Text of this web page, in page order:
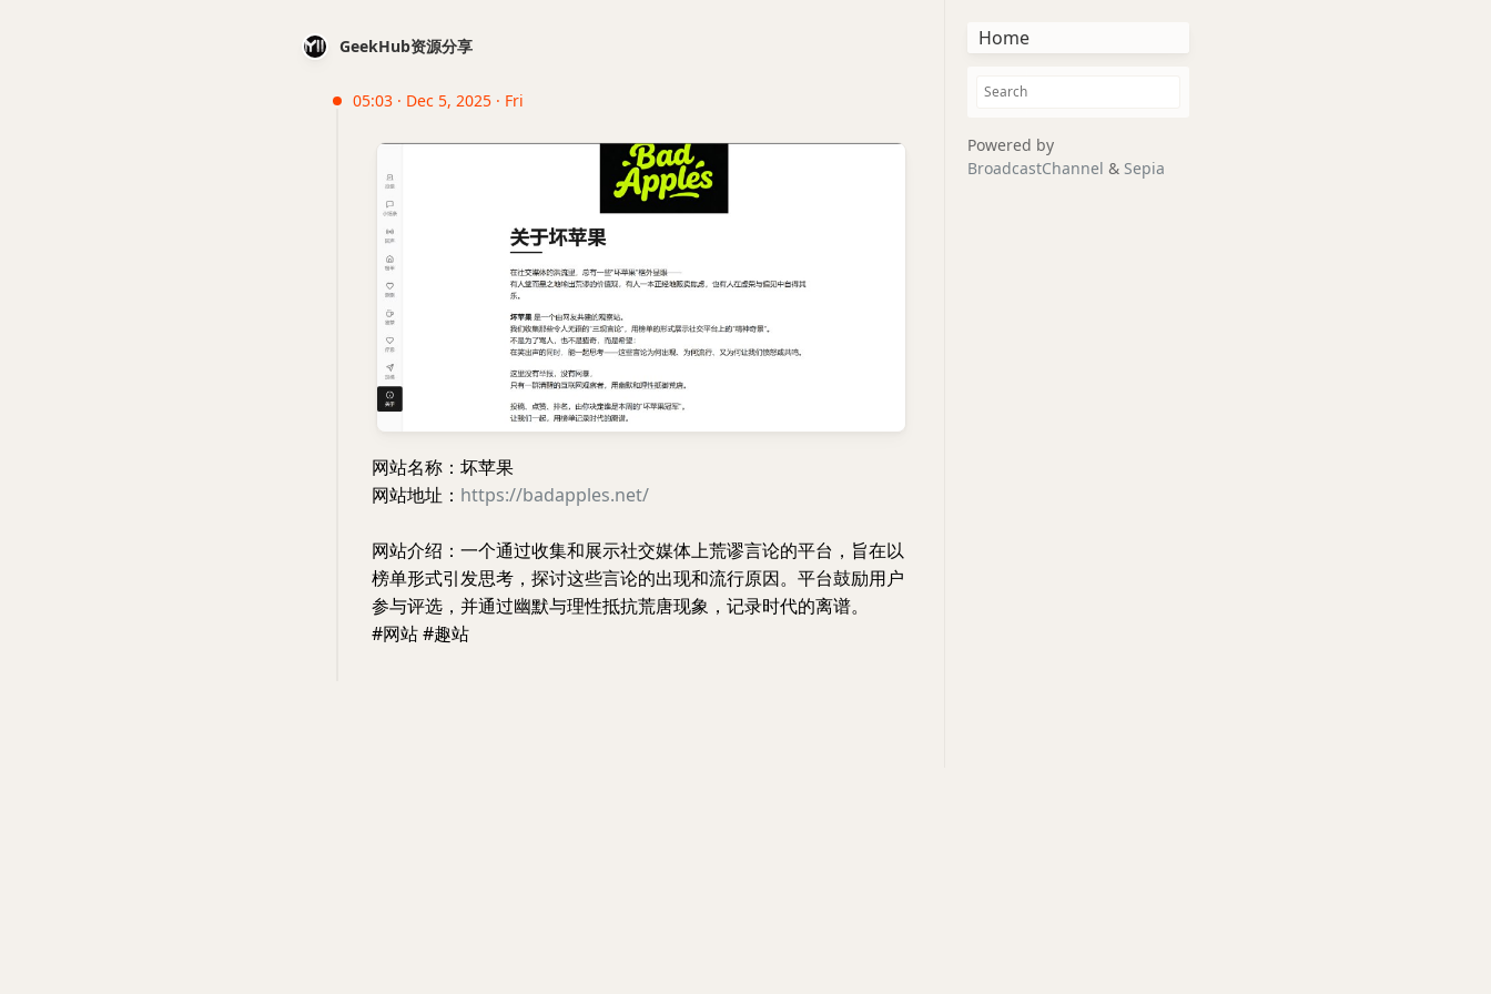
GeekHub资源分享
05:03 · Dec 5, 2025 · Fri
网站名称：坏苹果
网站地址： https://badapples.net/
网站介绍：一个通过收集和展示社交媒体上荒谬言论的平台，旨在以
榜单形式引发思考，探讨这些言论的出现和流行原因。平台鼓励用户
参与评选，并通过幽默与理性抵抗荒唐现象，记录时代的离谱。
#网站 #趣站
Home
Powered by
BroadcastChannel & Sepia